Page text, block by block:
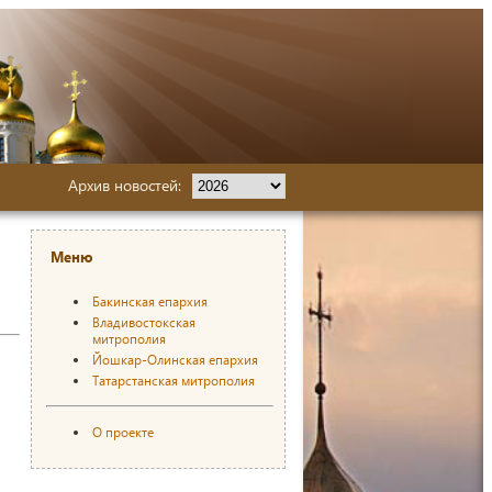
Архив новостей:
Меню
Бакинская епархия
Владивостокская
митрополия
Йошкар-Олинская епархия
Татарстанская митрополия
О проекте